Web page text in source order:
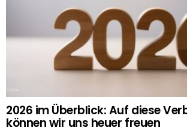
2026 im Überblick: Auf diese
können wir uns heuer freuen